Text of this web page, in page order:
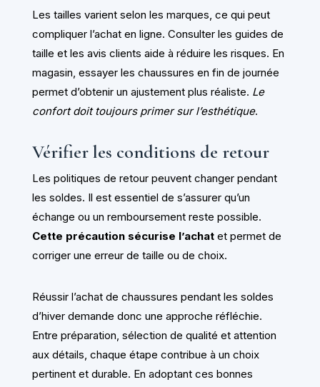
Les tailles varient selon les marques, ce qui peut
compliquer l’achat en ligne. Consulter les guides de
taille et les avis clients aide à réduire les risques. En
magasin, essayer les chaussures en fin de journée
permet d’obtenir un ajustement plus réaliste. Le
confort doit toujours primer sur l’esthétique.
Vérifier les conditions de retour
Les politiques de retour peuvent changer pendant
les soldes. Il est essentiel de s’assurer qu’un
échange ou un remboursement reste possible.
Cette précaution sécurise l’achatet permet de
corriger une erreur de taille ou de choix.
Réussir l’achat de chaussures pendant les soldes
d’hiver demande donc une approche réfléchie.
Entre préparation, sélection de qualité et attention
aux détails, chaque étape contribue à un choix
pertinent et durable. En adoptant ces bonnes